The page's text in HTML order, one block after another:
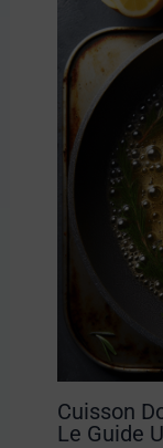
Cuisson
Le Guide